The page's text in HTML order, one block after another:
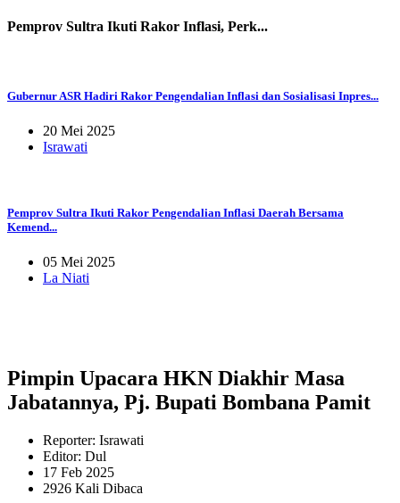
Pemprov Sultra Ikuti Rakor Inflasi, Perk...
Gubernur ASR Hadiri Rakor Pengendalian Inflasi dan Sosialisasi Inpres...
20 Mei 2025
Israwati
Pemprov Sultra Ikuti Rakor Pengendalian Inflasi Daerah Bersama
Kemend...
05 Mei 2025
La Niati
Pimpin Upacara HKN Diakhir Masa
Jabatannya, Pj. Bupati Bombana Pamit
Reporter: Israwati
Editor: Dul
17 Feb 2025
2926 Kali Dibaca